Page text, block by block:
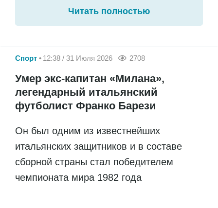
Читать полностью
Спорт 12:38 / 31 Июля 2026 2708
Умер экс-капитан «Милана»,
легендарный итальянский
футболист Франко Барези
Он был одним из известнейших
итальянских защитников и в составе
сборной страны стал победителем
чемпионата мира 1982 года